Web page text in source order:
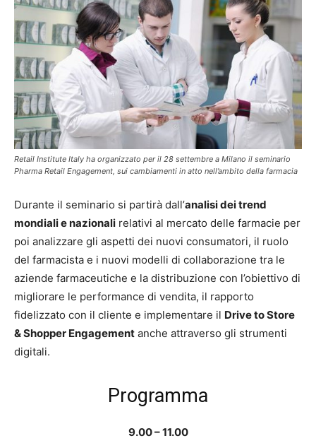
Retail Institute Italy ha organizzato per il 28 settembre a Milano il seminario
Pharma Retail Engagement, sui cambiamenti in atto nell’ambito della farmacia
Durante il seminario si partirà dall’analisi dei trend
mondiali e nazionali relativi al mercato delle farmacie per
poi analizzare gli aspetti dei nuovi consumatori, il ruolo
del farmacista e i nuovi modelli di collaborazione tra le
aziende farmaceutiche e la distribuzione con l’obiettivo di
migliorare le performance di vendita, il rapporto
fidelizzato con il cliente e implementare il Drive to Store
& Shopper Engagement anche attraverso gli strumenti
digitali.
Programma
9.00 – 11.00